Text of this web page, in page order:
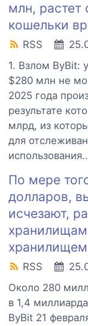
млн, растет
кошельки
RSS
1. Взлом ByBit:
$280 млн не
2025 года
результате
млрд, из
для
По мере
долларов,
исчезают,
RSS
Около 280
в 1,4
ByBit 21